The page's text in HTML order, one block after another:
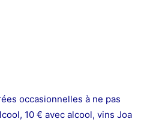
occasionnelles à ne pas
10 € avec alcool, vins Joa